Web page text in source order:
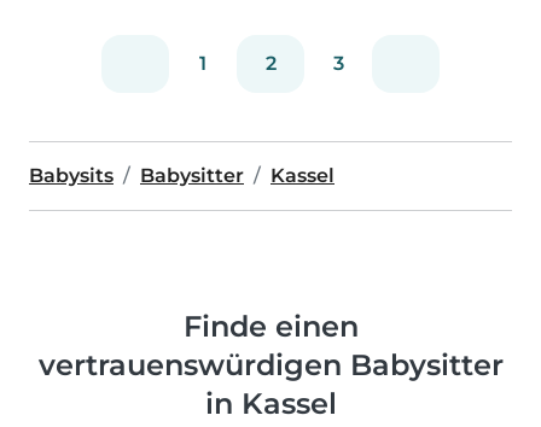
1 2 3
Babysits Babysitter Kassel
Finde einen
vertrauenswürdigen Babysitter
in Kassel